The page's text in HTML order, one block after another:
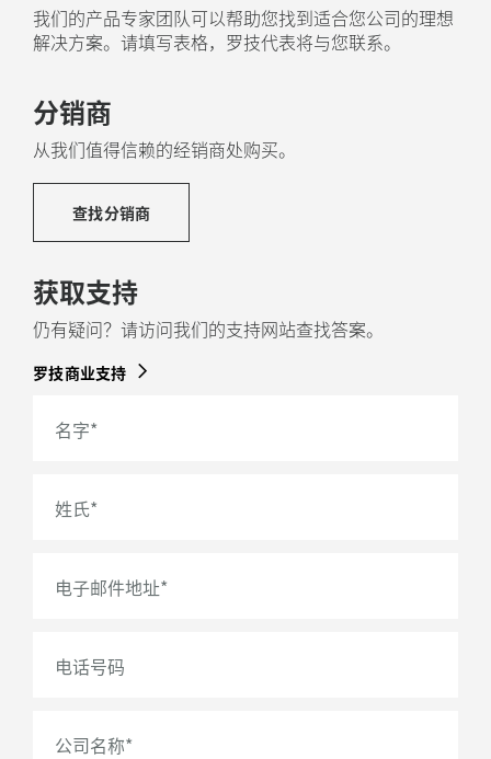
回收塑料
关于回收塑料
我们的产品专家团队可以帮助您找到适合您公司的理想
解决方案。请填写表格，罗技代表将与您联系。
分销商
从我们值得信赖的经销商处购买。
查找分销商
获取支持
仍有疑问？请访问我们的支持网站查找答案。
罗技商业支持
名字*
姓氏*
电子邮件地址*
电话号码
公司名称*